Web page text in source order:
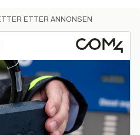
ETTER ANNONSEN